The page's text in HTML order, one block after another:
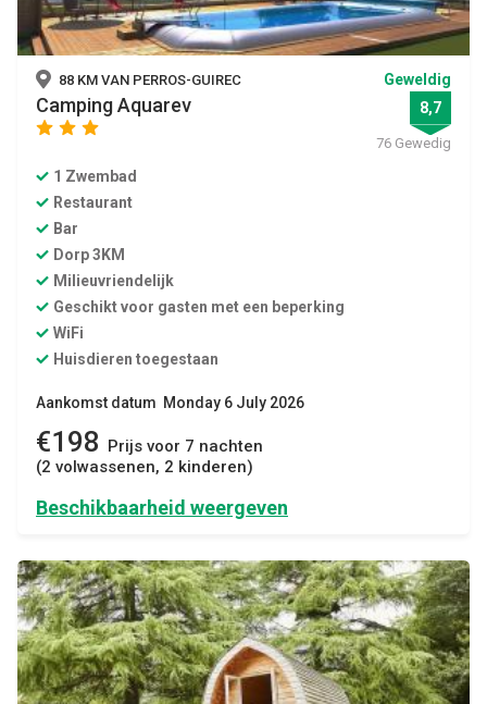
88 KM VAN PERROS-GUIREC
Camping Aquarev
star star
Geweldig
8,7
76 Gewedig
1 Zwembad
Restaurant
Bar
Dorp 3KM
Milieuvriendelijk
Geschikt voor gasten met een beperking
WiFi
Huisdieren toegestaan
Aankomst datum Monday 6 July 2026
€198
Prijs voor 7 nachten
(2 volwassenen, 2 kinderen)
Beschikbaarheid weergeven